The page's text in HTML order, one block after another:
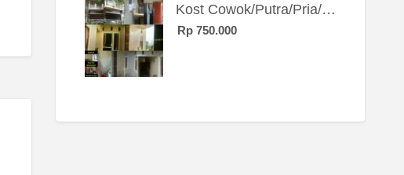
Kost Cowok/Putra/Pria/Mahasiswa/Karyawan SIngle eksklusif bangunan baru
Rp 750.000